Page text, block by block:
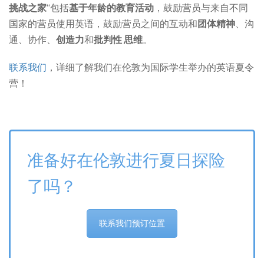
挑战之家“包括基于年龄的教育活动 ，鼓励营员与来自不同
国家的营员使用英语，鼓励营员之间的互动和 团体精神、沟
通、协作、 创造力和批判性思维。
联系我们 ，详细了解我们在伦敦为国际学生举办的英语夏令
营！
准备好在伦敦进行夏日探险
了吗？
联系我们预订位置